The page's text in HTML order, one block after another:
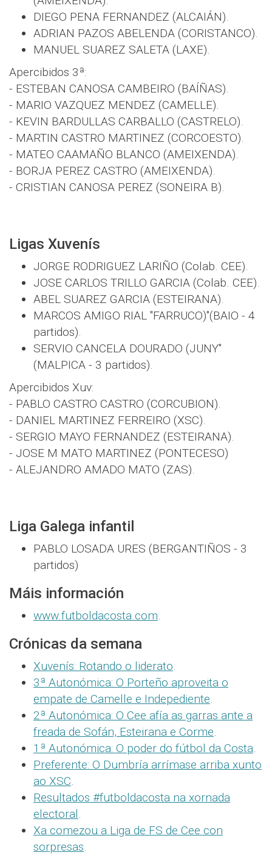
DIEGO PENA FERNANDEZ (ALCAIÁN).
ADRIAN PAZOS ABELENDA (CORISTANCO).
MANUEL SUAREZ SALETA (LAXE).
Apercibidos 3ª:
- ESTEBAN CANOSA CAMBEIRO (BAÍÑAS).
- MARIO VAZQUEZ MENDEZ (CAMELLE).
- KEVIN BARDULLAS CARBALLO (CASTRELO).
- MARTIN CASTRO MARTINEZ (CORCOESTO).
- MATEO CAAMAÑO BLANCO (AMEIXENDA).
- BORJA PEREZ CASTRO (AMEIXENDA).
- CRISTIAN CANOSA PEREZ (SONEIRA B).
Ligas Xuvenís
JORGE RODRIGUEZ LARIÑO (Colab. CEE).
JOSE CARLOS TRILLO GARCIA (Colab. CEE).
ABEL SUAREZ GARCIA (ESTEIRANA).
MARCOS AMIGO RIAL "FARRUCO)"(BAIO - 4
partidos).
SERVIO CANCELA DOURADO (JUNY"
(MALPICA - 3 partidos).
Apercibidos Xuv:
- PABLO CASTRO CASTRO (CORCUBION).
- DANIEL MARTINEZ FERREIRO (XSC).
- SERGIO MAYO FERNANDEZ (ESTEIRANA).
- JOSE M MATO MARTINEZ (PONTECESO)
- ALEJANDRO AMADO MATO (ZAS).
Liga Galega infantil
PABLO LOSADA URES (BERGANTIÑOS - 3
partidos)
Máis información
www.futboldacosta.com.
Crónicas da semana
Xuvenís: Rotando o liderato.
3ª Autonómica: O Porteño aproveita o
empate de Camelle e Indepediente.
2ª Autonómica: O Cee afía as garras ante a
freada de Sofán, Esteirana e Corme.
1ª Autonómica: O poder do fútbol da Costa.
Preferente: O Dumbría arrímase arriba xunto
ao XSC.
Resultados #futboldacosta na xornada
electoral.
Xa comezou a Liga de FS de Cee con
sorpresas.